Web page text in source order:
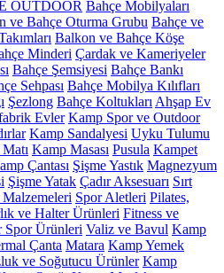
OUTDOOR Bahçe Mobilyaları
ve Bahçe Oturma Grubu Bahçe ve
Balkon ve Bahçe Köşe
Minderi Çardak ve Kameriyeler
Bahçe Şemsiyesi Bahçe Bankı
Sehpası Bahçe Mobilya Kılıfları
Şezlong Bahçe Koltukları Ahşap Ev
Evler Kamp Spor ve Outdoor
Kamp Sandalyesi Uyku Tulumu
Kamp Masası Pusula Kampet
Çantası Şişme Yastık Magnezyum
Şişme Yatak Çadır Aksesuarı Sırt
Spor Aletleri Pilates,
ve Halter Ürünleri Fitness ve
Spor Ürünleri Valiz ve Bavul Kamp
Çanta Matara Kamp Yemek
ve Soğutucu Ürünler Kamp